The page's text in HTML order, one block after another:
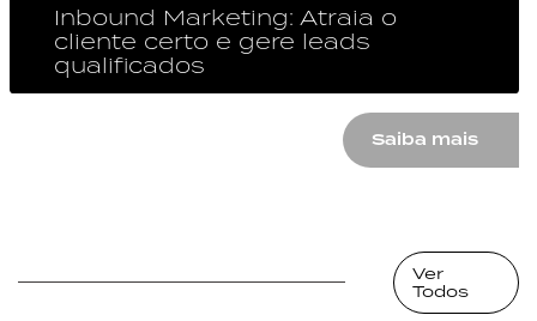
Inbound Marketing: Atraia o
cliente certo e gere leads
qualificados
Saiba mais
Ver
Todos